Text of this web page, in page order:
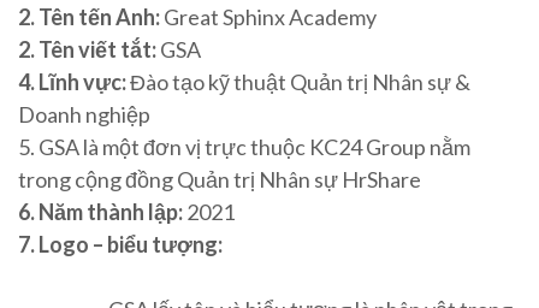
2. Tên tến Anh:Great Sphinx Academy
2. Tên viết tắt:GSA
4. Lĩnh vực:Đào tạo kỹ thuật Quản trị Nhân sự &
Doanh nghiệp
5. GSA là một đơn vị trực thuộc KC24 Group nằm
trong cộng đồng Quản trị Nhân sự HrShare
6. Năm thành lập:2021
7. Logo – biểu tượng: